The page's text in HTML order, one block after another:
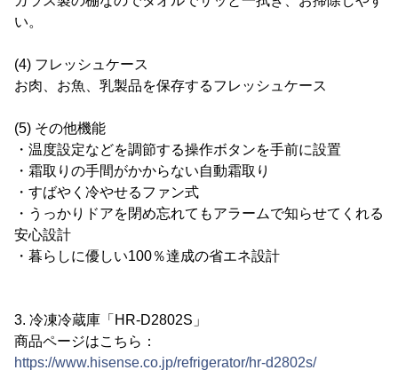
い。
(4) フレッシュケース
お肉、お魚、乳製品を保存するフレッシュケース
(5) その他機能
・温度設定などを調節する操作ボタンを手前に設置
・霜取りの手間がかからない自動霜取り
・すばやく冷やせるファン式
・うっかりドアを閉め忘れてもアラームで知らせてくれる
安心設計
・暮らしに優しい100％達成の省エネ設計
3. 冷凍冷蔵庫「HR-D2802S」
商品ページはこちら：
https://www.hisense.co.jp/refrigerator/hr-d2802s/